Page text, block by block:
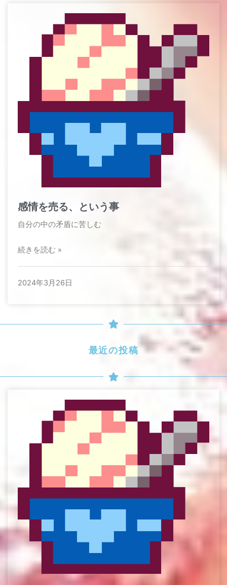
感情を売る、という事
自分の中の矛盾に苦しむ
続きを読む »
2024年3月26日
最近の投稿